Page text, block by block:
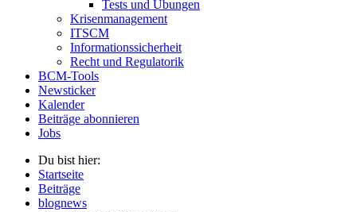
Tests und Übungen
Krisenmanagement
ITSCM
Informationssicherheit
Recht und Regulatorik
BCM-Tools
Newsticker
Kalender
Beiträge abonnieren
Jobs
Du bist hier:
Startseite
Beiträge
blognews